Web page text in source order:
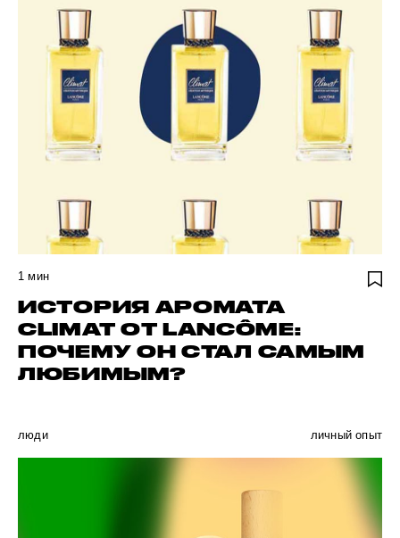
1 мин
ИСТОРИЯ АРОМАТА
CLIMAT ОТ LANCÔME:
ПОЧЕМУ ОН СТАЛ САМЫМ
ЛЮБИМЫМ?
люди личный опыт